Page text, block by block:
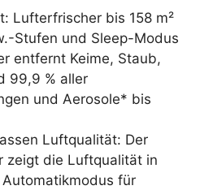
Lufterfrischer bis 158 m²
Stufen und Sleep-Modus
entfernt Keime, Staub,
99,9 % aller
und Aerosole* bis
Luftqualität: Der
zeigt die Luftqualität in
Automatikmodus für